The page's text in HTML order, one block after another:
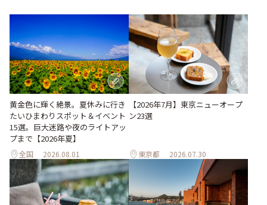
黄金色に輝く絶景。夏休みに行き
たいひまわりスポット＆イベント
15選。巨大迷路や夜のライトアッ
プまで【2026年夏】
全国 2026.08.01
【2026年7月】東京ニューオープ
ン23選
東京都 2026.07.30